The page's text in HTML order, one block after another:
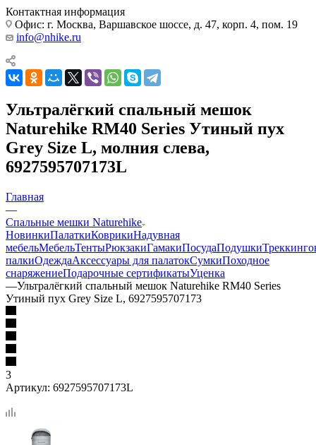
Контактная информация
Офис: г. Москва, Варшавское шоссе, д. 47, корп. 4, пом. 19
info@nhike.ru
Ультралёгкий спальный мешок
Naturehike RM40 Series Утиный пух
Grey Size L, молния слева,
6927595707173L
Главная
—
Спальные мешки Naturehike
НовинкиПалаткиКоврикиНадувная
мебельМебельТентыРюкзакиГамакиПосудаПодушки
палкиОдеждаАксессуары для палатокСумкиПоходное
снаряжениеПодарочные сертификатыУценка
—Ультралёгкий спальный мешок Naturehike RM40 Series
Утиный пух Grey Size L, 6927595707173
3
Артикул: 6927595707173L